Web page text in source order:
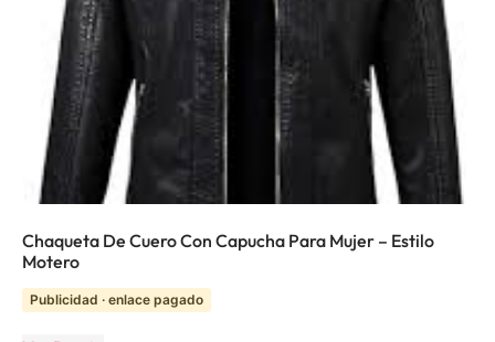
Chaqueta De Cuero Con Capucha Para Mujer – Estilo
Motero
Publicidad · enlace pagado